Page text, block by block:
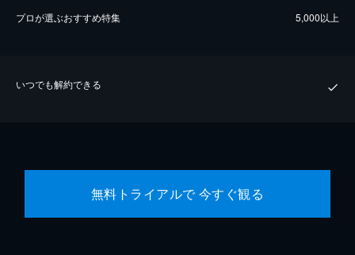
プロが選ぶおすすめ特集 5,000以上
いつでも解約できる
無料トライアルで 今すぐ観る